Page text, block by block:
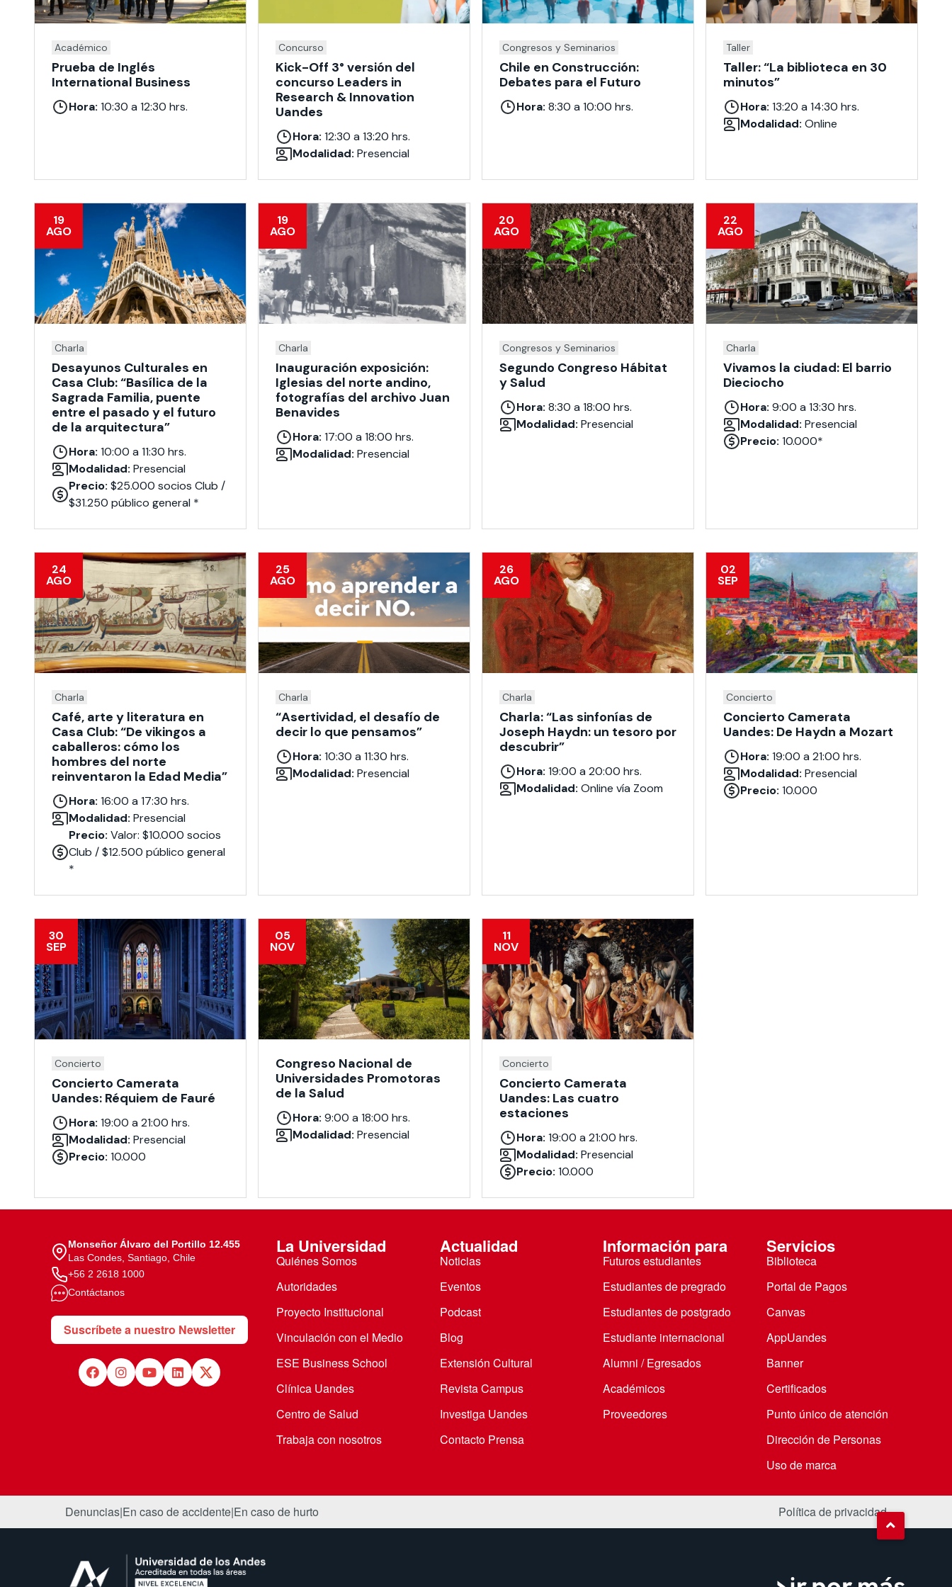
Académico
Prueba de Inglés
International Business
Hora: 10:30 a 12:30 hrs.
Concurso
Kick-Off 3° versión del
concurso Leaders in
Research & Innovation
Uandes
Hora: 12:30 a 13:20 hrs.
Modalidad: Presencial
Congresos y Seminarios
Chile en Construcción:
Debates para el Futuro
Hora: 8:30 a 10:00 hrs.
Taller
Taller: “La biblioteca en 30
minutos”
Hora: 13:20 a 14:30 hrs.
Modalidad: Online
19
AGO
Charla
Desayunos Culturales en
Casa Club: “Basílica de la
Sagrada Familia, puente
entre el pasado y el futuro
de la arquitectura”
Hora: 10:00 a 11:30 hrs.
Modalidad: Presencial
Precio: $25.000 socios Club /
$31.250 público general *
19
AGO
Charla
Inauguración exposición:
Iglesias del norte andino,
fotografías del archivo Juan
Benavides
Hora: 17:00 a 18:00 hrs.
Modalidad: Presencial
20
AGO
Congresos y Seminarios
Segundo Congreso Hábitat
y Salud
Hora: 8:30 a 18:00 hrs.
Modalidad: Presencial
22
AGO
Charla
Vivamos la ciudad: El barrio
Dieciocho
Hora: 9:00 a 13:30 hrs.
Modalidad: Presencial
Precio: 10.000*
24
AGO
Charla
Café, arte y literatura en
Casa Club: “De vikingos a
caballeros: cómo los
hombres del norte
reinventaron la Edad Media”
Hora: 16:00 a 17:30 hrs.
Modalidad: Presencial
Precio: Valor: $10.000 socios
Club / $12.500 público general
*
25
AGO
Charla
“Asertividad, el desafío de
decir lo que pensamos”
Hora: 10:30 a 11:30 hrs.
Modalidad: Presencial
26
AGO
Charla
Charla: “Las sinfonías de
Joseph Haydn: un tesoro por
descubrir”
Hora: 19:00 a 20:00 hrs.
Modalidad: Online vía Zoom
02
SEP
Concierto
Concierto Camerata
Uandes: De Haydn a Mozart
Hora: 19:00 a 21:00 hrs.
Modalidad: Presencial
Precio: 10.000
30
SEP
Concierto
Concierto Camerata
Uandes: Réquiem de Fauré
Hora: 19:00 a 21:00 hrs.
Modalidad: Presencial
Precio: 10.000
05
NOV
Congreso Nacional de
Universidades Promotoras
de la Salud
Hora: 9:00 a 18:00 hrs.
Modalidad: Presencial
11
NOV
Concierto
Concierto Camerata
Uandes: Las cuatro
estaciones
Hora: 19:00 a 21:00 hrs.
Modalidad: Presencial
Precio: 10.000
Monseñor Álvaro del Portillo 12.455
Las Condes, Santiago, Chile
+56 2 2618 1000
Contáctanos
Suscríbete a nuestro Newsletter
La Universidad
Quiénes Somos
Autoridades
Proyecto Institucional
Vinculación con el Medio
ESE Business School
Clínica Uandes
Centro de Salud
Trabaja con nosotros
Actualidad
Noticias
Eventos
Podcast
Blog
Extensión Cultural
Revista Campus
Investiga Uandes
Contacto Prensa
Información para
Futuros estudiantes
Estudiantes de pregrado
Estudiantes de postgrado
Estudiante internacional
Alumni / Egresados
Académicos
Proveedores
Servicios
Biblioteca
Portal de Pagos
Canvas
AppUandes
Banner
Certificados
Punto único de atención
Dirección de Personas
Uso de marca
Denuncias|En caso de accidente|En caso de hurto Política de privacidad